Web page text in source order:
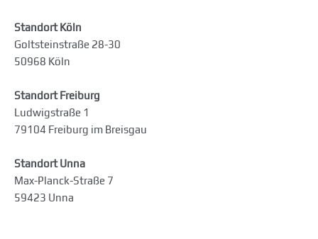
Standort Köln
Goltsteinstraße 28-30
50968 Köln
Standort Freiburg
Ludwigstraße 1
79104 Freiburg im Breisgau
Standort Unna
Max-Planck-Straße 7
59423 Unna